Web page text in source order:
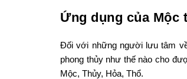
Ứng dụng của Mộc
Đối với những người lưu tâm
phong thủy như thế nào cho
Mộc, Thủy, Hỏa, Thổ.